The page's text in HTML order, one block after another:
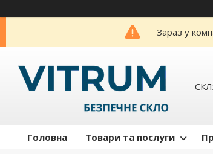
Зараз у
Головна Товари та послуги